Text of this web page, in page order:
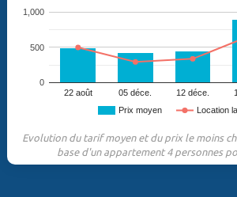
Prix moyen Location
22 août 05 déce. 12 déce.
0
500
1,000
Evolution du tarif moyen et du prix le moins
base d'un appartement 4 personnes